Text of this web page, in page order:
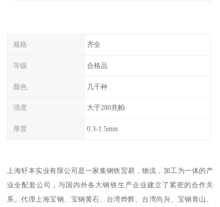
规格 齐全
等级 合格品
颜色 几千种
强度 大于280兆帕
厚度 0.3-1.5mm
上海轩本实业有限公司是一家集钢铁贸易，物流，加工为一体的产
业全配套公司，与国内外各大钢铁生产企业建立了紧密的合作关
系。代理上海宝钢、宝钢黄石、台湾烨辉、台湾尚兴、宝钢青山、